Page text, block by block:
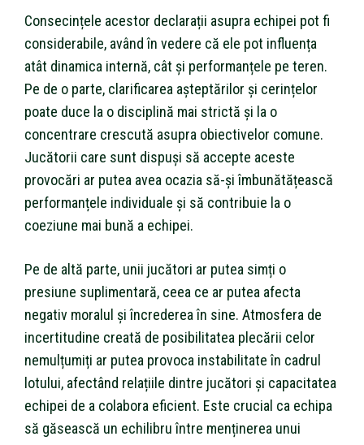
Consecințele acestor declarații asupra echipei pot fi
considerabile, având în vedere că ele pot influența
atât dinamica internă, cât și performanțele pe teren.
Pe de o parte, clarificarea așteptărilor și cerințelor
poate duce la o disciplină mai strictă și la o
concentrare crescută asupra obiectivelor comune.
Jucătorii care sunt dispuși să accepte aceste
provocări ar putea avea ocazia să-și îmbunătățească
performanțele individuale și să contribuie la o
coeziune mai bună a echipei.
Pe de altă parte, unii jucători ar putea simți o
presiune suplimentară, ceea ce ar putea afecta
negativ moralul și încrederea în sine. Atmosfera de
incertitudine creată de posibilitatea plecării celor
nemulțumiți ar putea provoca instabilitate în cadrul
lotului, afectând relațiile dintre jucători și capacitatea
echipei de a colabora eficient. Este crucial ca echipa
să găsească un echilibru între menținerea unui